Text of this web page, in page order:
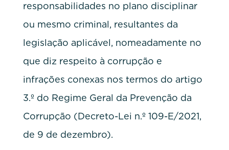
responsabilidades no plano disciplinar
ou mesmo criminal, resultantes da
legislação aplicável, nomeadamente no
que diz respeito à corrupção e
infrações conexas nos termos do artigo
3.º do Regime Geral da Prevenção da
Corrupção (Decreto-Lei n.º 109-E/2021,
de 9 de dezembro).